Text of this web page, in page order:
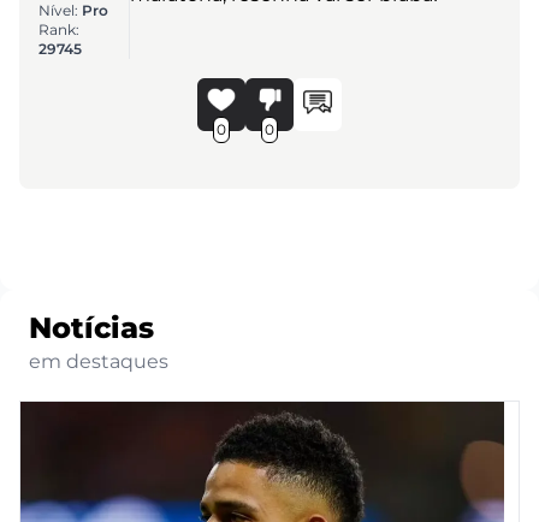
Nível: Pro
Rank:
29745
0 0
Notícias
em destaques